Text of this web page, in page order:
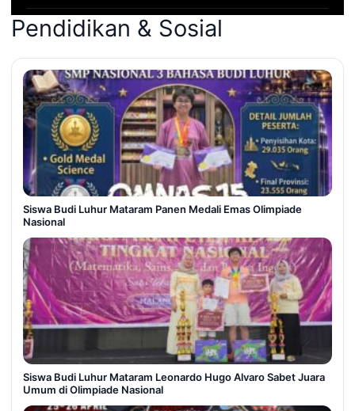
Pendidikan & Sosial
Siswa Budi Luhur Mataram Panen Medali Emas Olimpiade
Nasional
Siswa Budi Luhur Mataram Leonardo Hugo Alvaro Sabet Juara
Umum di Olimpiade Nasional